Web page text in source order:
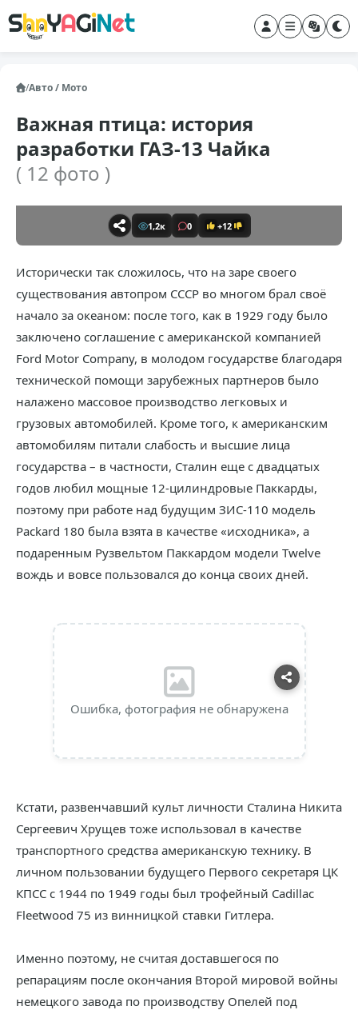
/Авто / Мото
Важная птица: история
разработки ГАЗ-13 Чайка
( 12 фото )
1,2к 0 +12
Исторически так сложилось, что на заре своего
существования автопром СССР во многом брал своё
начало за океаном: после того, как в 1929 году было
заключено соглашение с американской компанией
Ford Motor Company, в молодом государстве благодаря
технической помощи зарубежных партнеров было
налажено массовое производство легковых и
грузовых автомобилей. Кроме того, к американским
автомобилям питали слабость и высшие лица
государства – в частности, Сталин еще с двадцатых
годов любил мощные 12-цилиндровые Паккарды,
поэтому при работе над будущим ЗИС-110 модель
Packard 180 была взята в качестве «исходника», а
подаренным Рузвельтом Паккардом модели Twelve
вождь и вовсе пользовался до конца своих дней.
Ошибка, фотография не обнаружена
Кстати, развенчавший культ личности Сталина Никита
Сергеевич Хрущев тоже использовал в качестве
транспортного средства американскую технику. В
личном пользовании будущего Первого секретаря ЦК
КПСС с 1944 по 1949 годы был трофейный Cadillac
Fleetwood 75 из винницкой ставки Гитлера.
Именно поэтому, не считая доставшегося по
репарациям после окончания Второй мировой войны
немецкого завода по производству Опелей под